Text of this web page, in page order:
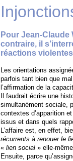
Pour Jean-Claude
contraire, il
réactions
Les orientations
parfois tant bien que
l’affirmation de la
Il faudrait écrire une
simultanément sociale,
contextes d’apparition
issus et dans quels
L’affaire est, en effet,
récurrents à renouer le
« lien social » elle-
Ensuite, parce